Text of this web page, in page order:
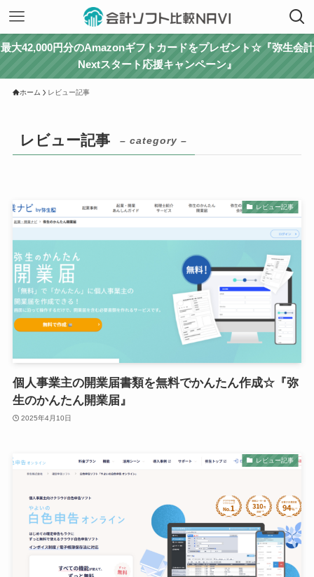
最大42,000円分のAmazonギフトカードをプレゼント☆『弥生会計
Nextスタート応援キャンペーン』
ホーム レビュー記事
レビュー記事 – category –
レビュー記事
個人事業主の開業届書類を無料でかんたん作成☆『弥
生のかんたん開業届』
2025年4月10日
レビュー記事